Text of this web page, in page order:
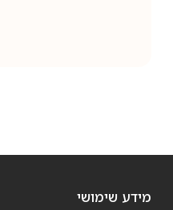
מידע שימושי